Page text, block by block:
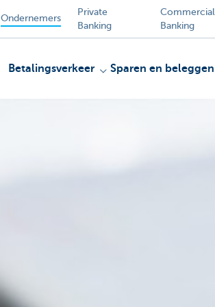
Ondernemers
Private
Banking
Commercial
Banking
Betalingsverkeer Sparen en beleggen